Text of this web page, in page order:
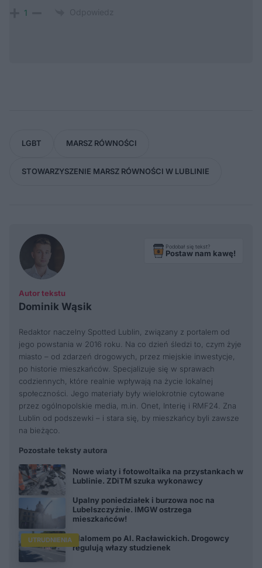
1
LGBT MARSZ RÓWNOŚCI
STOWARZYSZENIE MARSZ RÓWNOŚCI W LUBLINIE
Autor tekstu
Dominik Wąsik
Podobał się tekst?
Postaw nam kawę!
Redaktor naczelny Spotted Lublin, związany z portalem od
jego powstania w 2016 roku. Na co dzień śledzi to, czym żyje
miasto – od zdarzeń drogowych, przez miejskie inwestycje,
po historie mieszkańców. Specjalizuje się w sprawach
codziennych, które realnie wpływają na życie lokalnej
społeczności. Jego materiały były wielokrotnie cytowane
przez ogólnopolskie media, m.in. Onet, Interię i RMF24. Zna
Lublin od podszewki – i stara się, by mieszkańcy byli zawsze
na bieżąco.
Pozostałe teksty autora
Nowe wiaty i fotowoltaika na przystankach w
Lublinie. ZDiTM szuka wykonawcy
Upalny poniedziałek i burzowa noc na
Lubelszczyźnie. IMGW ostrzega
mieszkańców!
UTRUDNIENIA
Slalomem po Al. Racławickich. Drogowcy
regulują włazy studzienek